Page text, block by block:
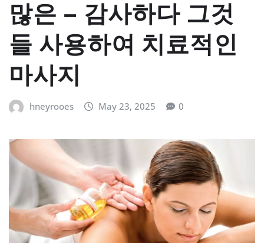
많은 – 감사하다 그것
들 사용하여 치료적인
마사지
hneyrooes May 23, 2025 0